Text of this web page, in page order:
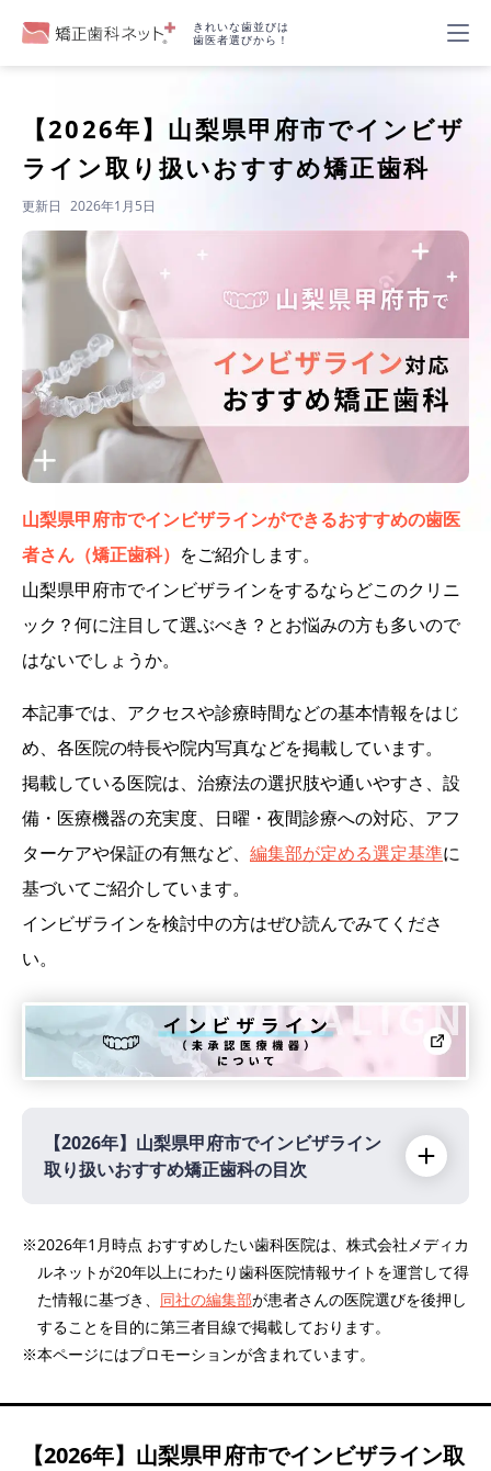
きれいな歯並びは
歯医者選びから！
【2026年】 山梨県甲府市でインビザ
ライン取り扱いおすすめ矯正歯科
更新日 2026年1月5日
山梨県甲府市でインビザラインができるおすすめの歯医
者さん（矯正歯科） をご紹介します。
山梨県甲府市でインビザラインをするならどこのクリニ
ック？何に注目して選ぶべき？とお悩みの方も多いので
はないでしょうか。
本記事では、アクセスや診療時間などの基本情報をはじ
め、各医院の特長や院内写真などを掲載しています。
掲載している医院は、治療法の選択肢や通いやすさ、設
備・医療機器の充実度、日曜・夜間診療への対応、アフ
ターケアや保証の有無など、 編集部が定める選定基準に
基づいてご紹介しています。
インビザラインを検討中の方はぜひ読んでみてくださ
い。
【2026年】 山梨県甲府市でインビザライン
取り扱いおすすめ矯正歯科の目次
歯科・矯正歯科 GOOD SMILE PR
※2026年1月時点 おすすめしたい歯科医院は、株式会社メディカ
ルネットが20年以上にわたり歯科医院情報サイトを運営して得
た情報に基づき、 同社の編集部が患者さんの医院選びを後押し
することを目的に第三者目線で掲載しております。
※本ページにはプロモーションが含まれています。
【2026年】 山梨県甲府市でインビザライン取